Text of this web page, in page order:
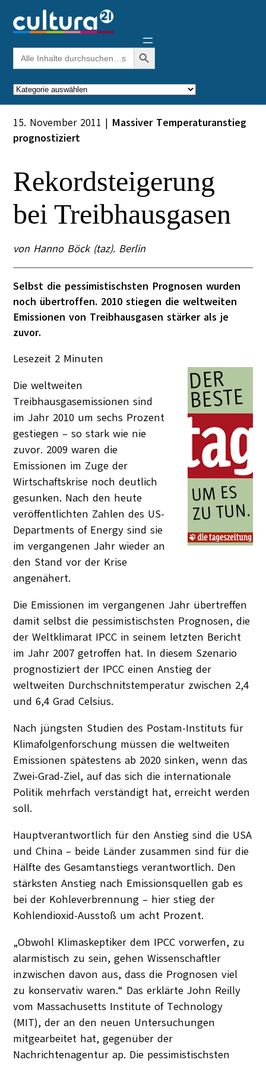
Inhalt
springen
Search
for:
Search Button
Kategorien
15. November 2011 | Massiver Temperaturanstieg
prognostiziert
Rekordsteigerung
bei Treibhausgasen
von Hanno Böck (taz). Berlin
Selbst die pessimistischsten Prognosen wurden
noch übertroffen. 2010 stiegen die weltweiten
Emissionen von Treibhausgasen stärker als je
zuvor.
Lesezeit 2 Minuten
Die weltweiten
Treibhausgasemissionen sind
im Jahr 2010 um sechs Prozent
gestiegen – so stark wie nie
zuvor. 2009 waren die
Emissionen im Zuge der
Wirtschaftskrise noch deutlich
gesunken. Nach den heute
veröffentlichten Zahlen des US-
Departments of Energy sind sie
im vergangenen Jahr wieder an
den Stand vor der Krise
angenähert.
Die Emissionen im vergangenen Jahr übertreffen
damit selbst die pessimistischsten Prognosen, die
der Weltklimarat IPCC in seinem letzten Bericht
im Jahr 2007 getroffen hat. In diesem Szenario
prognostiziert der IPCC einen Anstieg der
weltweiten Durchschnitstemperatur zwischen 2,4
und 6,4 Grad Celsius.
Nach jüngsten Studien des Postam-Instituts für
Klimafolgenforschung müssen die weltweiten
Emissionen spätestens ab 2020 sinken, wenn das
Zwei-Grad-Ziel, auf das sich die internationale
Politik mehrfach verständigt hat, erreicht werden
soll.
Hauptverantwortlich für den Anstieg sind die USA
und China – beide Länder zusammen sind für die
Hälfte des Gesamtanstiegs verantwortlich. Den
stärksten Anstieg nach Emissionsquellen gab es
bei der Kohleverbrennung – hier stieg der
Kohlendioxid-Ausstoß um acht Prozent.
„Obwohl Klimaskeptiker dem IPCC vorwerfen, zu
alarmistisch zu sein, gehen Wissenschaftler
inzwischen davon aus, dass die Prognosen viel
zu konservativ waren.“ Das erklärte John Reilly
vom Massachusetts Institute of Technology
(MIT), der an den neuen Untersuchungen
mitgearbeitet hat, gegenüber der
Nachrichtenagentur ap. Die pessimistischsten